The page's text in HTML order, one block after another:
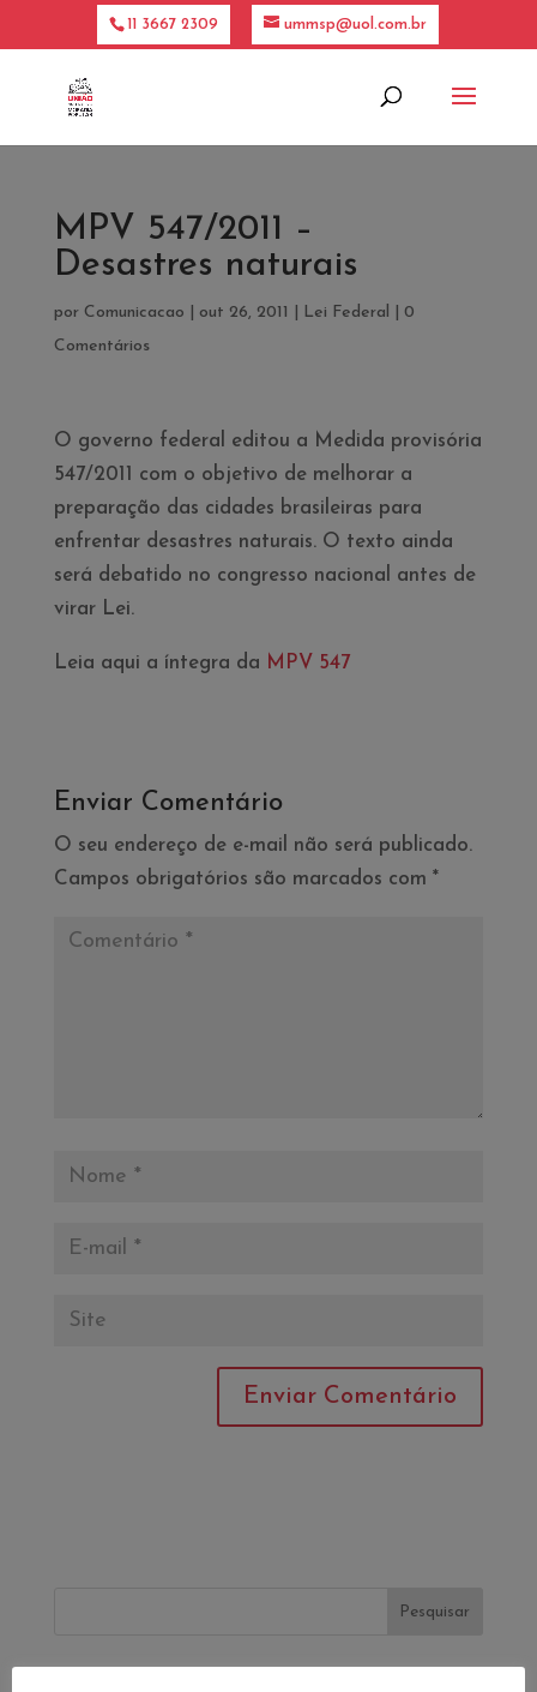
11 3667 2309 ummsp@uol.com.br
MPV 547/2011 –
Desastres naturais
por Comunicacao out 26, 2011 Lei Federal
0
Comentários
O governo federal editou a Medida provisória
547/2011 com o objetivo de melhorar a
preparação das cidades brasileiras para
enfrentar desastres naturais. O texto ainda
será debatido no congresso nacional antes de
virar Lei.
Leia aqui a íntegra da MPV 547
Enviar Comentário
O seu endereço de e-mail não será publicado.
Campos obrigatórios são marcados com *
Pesquisar